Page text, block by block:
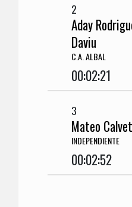
2
Aday
Daviu
C.A. ALBAL
00:02:21
3
Mateo
INDEPENDIENTE
00:02:52